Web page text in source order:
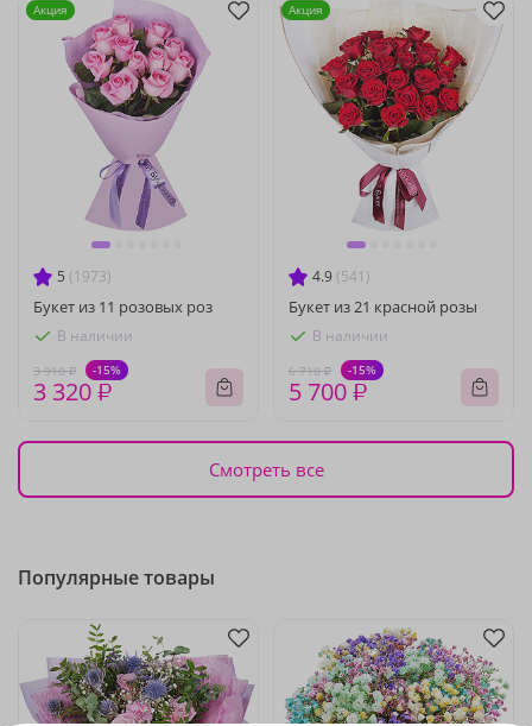
5 (1973)
Букет из 11 розовых роз
В наличии
3 910 ₽ -15%
3 320 ₽
Акция
4.9 (541)
Букет из 21 красной розы
В наличии
6 710 ₽ -15%
5 700 ₽
Акция
Смотреть все
Популярные товары